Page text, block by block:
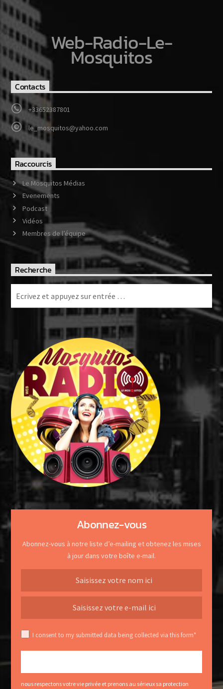
Web-Radio-Le-
Mosquitos
Contacts
+33652387801
le_mosquitos@yahoo.com
Raccourcis
Le Mosquitos Médias
Evenements
Podcast
Vidéos
Membres de l’équipe
Recherche
Abonnez-vous
Abonnez-vous à notre liste d’e-mailing et obtenez les mises
à jour dans votre boîte e-mail.
I consent to my submitted data being collected via this form*
nous respectons votre vie privée et prenons au sérieux sa protection